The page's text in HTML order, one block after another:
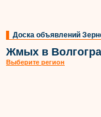
Доска объявлений
Жмых в
Выберите регион